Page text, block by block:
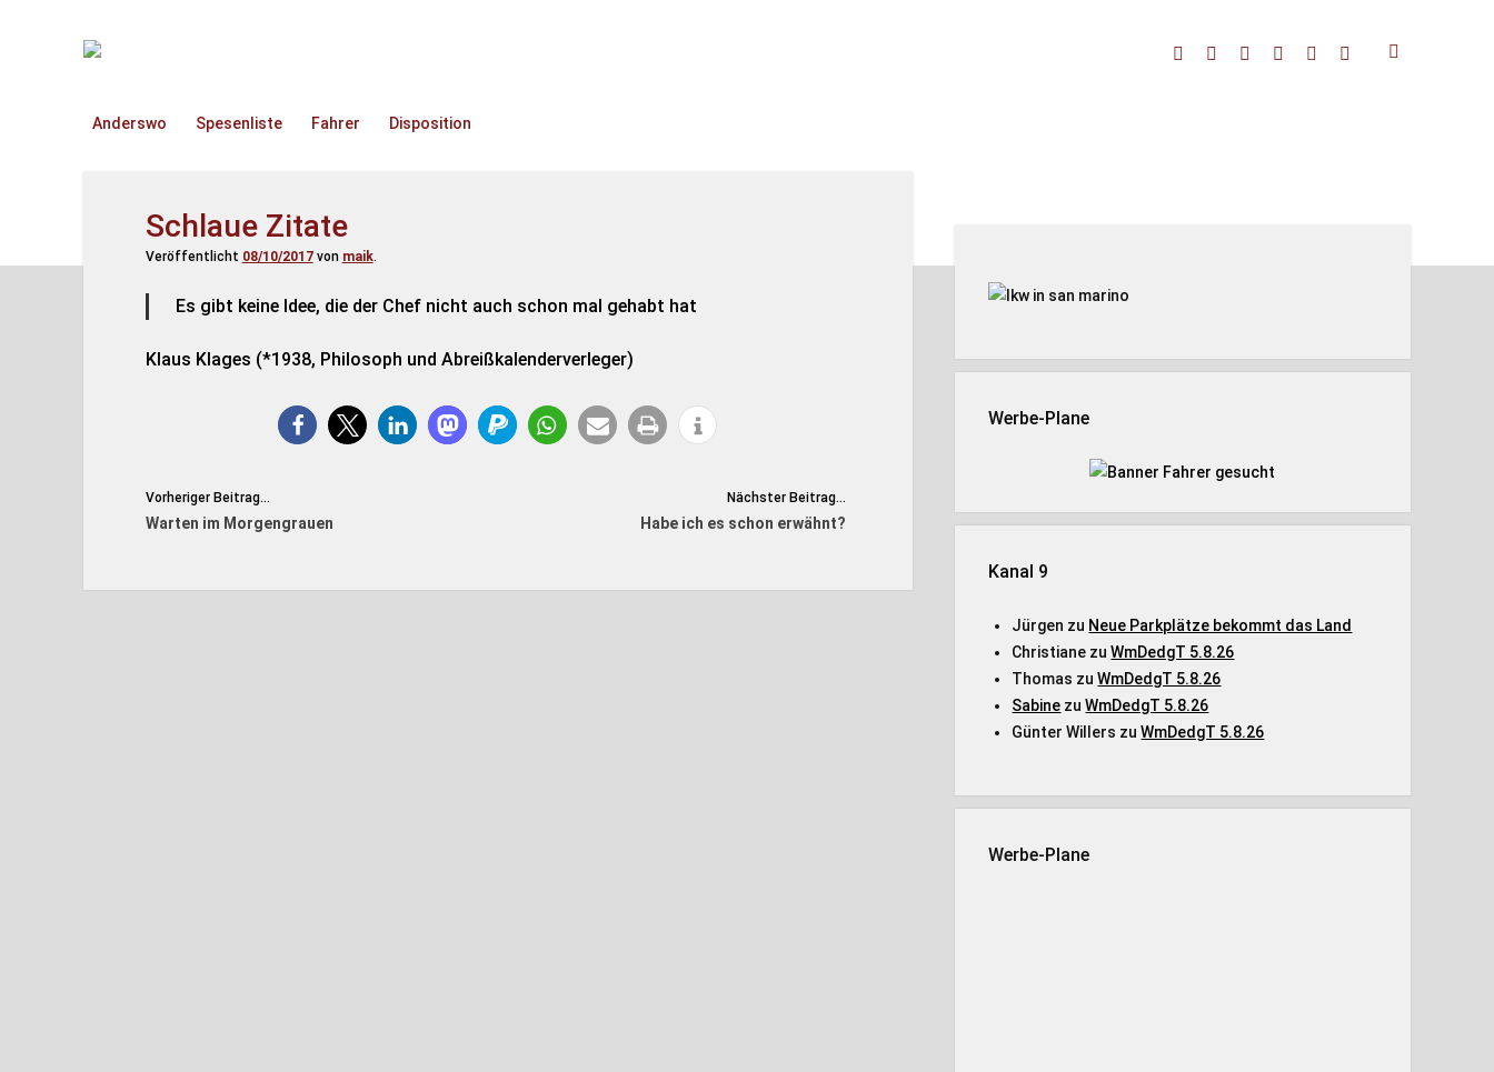
TruckOnline.de facebookthreadslinkedinyoutube
rss amazon
Anderswo Spesenliste Fahrer Disposition
Schlaue Zitate
Veröffentlicht 08/10/2017von maik.
Es gibt keine Idee, die der Chef nicht auch schon mal gehabt hat
Klaus Klages (*1938, Philosoph und Abreißkalenderverleger)
Vorheriger Beitrag...
Warten im Morgengrauen
Nächster Beitrag...
Habe ich es schon erwähnt?
Werbe-Plane
Kanal 9
Jürgen zu Neue Parkplätze bekommt das Land
Christiane zuWmDedgT 5.8.26
Thomas zuWmDedgT 5.8.26
Sabine zuWmDedgT 5.8.26
Günter Willers zuWmDedgT 5.8.26
Werbe-Plane